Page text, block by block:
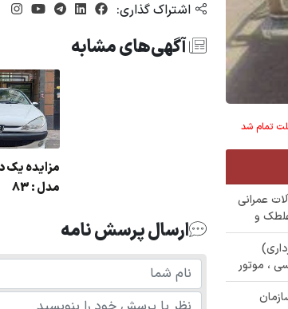
تمام شد
آلات عمرانی
و
، موتور
اشتراک گذاری:
آگهی‌های مشابه
مدل : 83
ارسال پرسش نامه